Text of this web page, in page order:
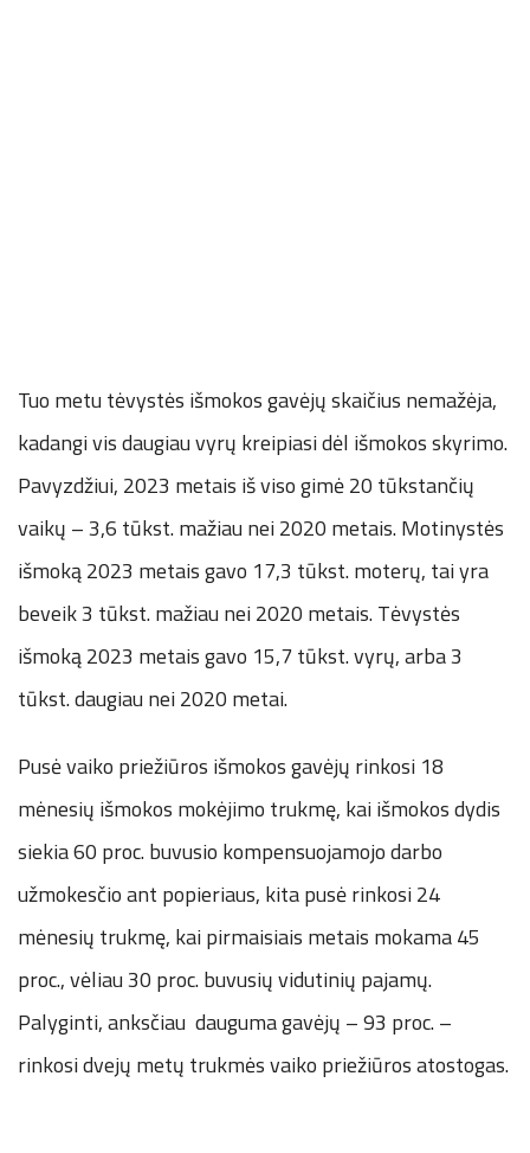
Tuo metu tėvystės išmokos gavėjų skaičius nemažėja,
kadangi vis daugiau vyrų kreipiasi dėl išmokos skyrimo.
Pavyzdžiui, 2023 metais iš viso gimė 20 tūkstančių
vaikų – 3,6 tūkst. mažiau nei 2020 metais. Motinystės
išmoką 2023 metais gavo 17,3 tūkst. moterų, tai yra
beveik 3 tūkst. mažiau nei 2020 metais. Tėvystės
išmoką 2023 metais gavo 15,7 tūkst. vyrų, arba 3
tūkst. daugiau nei 2020 metai.
Pusė vaiko priežiūros išmokos gavėjų rinkosi 18
mėnesių išmokos mokėjimo trukmę, kai išmokos dydis
siekia 60 proc. buvusio kompensuojamojo darbo
užmokesčio ant popieriaus, kita pusė rinkosi 24
mėnesių trukmę, kai pirmaisiais metais mokama 45
proc., vėliau 30 proc. buvusių vidutinių pajamų.
Palyginti, anksčiau dauguma gavėjų – 93 proc. –
rinkosi dvejų metų trukmės vaiko priežiūros atostogas.